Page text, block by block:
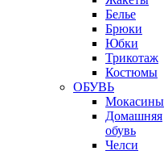
Белье
Брюки
Юбки
Трикотаж
Костюмы
ОБУВЬ
Мокасины
Домашняя
обувь
Челси